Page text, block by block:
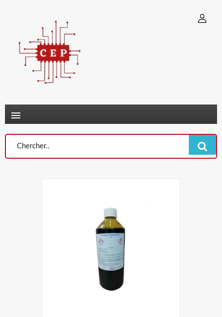

Connexion ×
You need to be logged in to save products in your wish list.